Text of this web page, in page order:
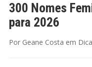
300 Nomes
para 2026
Por Geane Costa em